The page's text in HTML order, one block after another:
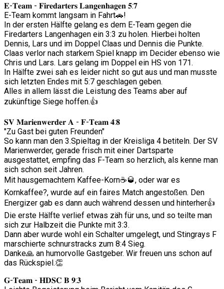
𝐄-𝐓𝐞𝐚𝐦 - 𝐅𝐢𝐫𝐞𝐝𝐚𝐫𝐭𝐞𝐫𝐬 𝐋𝐚𝐧𝐠𝐞𝐧𝐡𝐚𝐠𝐞𝐧 𝟓:𝟕
E-Team kommt langsam in Fahrt🚗!
In der ersten Hälfte gelang es dem E-Team gegen die
Firedarters Langenhagen ein 3:3 zu holen. Hierbei holten
Dennis, Lars und im Doppel Claas und Dennis die Punkte.
Claas verlor nach starkem Spiel knapp im Decider ebenso wie
Chris und Lars. Lars gelang im Doppel ein HS von 171.
In Hälfte zwei sah es leider nicht so gut aus und man musste
sich letzten Endes mit 5:7 geschlagen geben.
Alles in allem lässt die Leistung des Teams aber auf
zukünftige Siege hoffen.👍
𝐒𝐕 𝐌𝐚𝐫𝐢𝐞𝐧𝐰𝐞𝐫𝐝𝐞𝐫 𝐀 - 𝐅-𝐓𝐞𝐚𝐦 𝟒:𝟖
"Zu Gast bei guten Freunden"
So kann man den 3.Spieltag in der Kreisliga 4 betiteln. Der SV
Marienwerder, gerade frisch mit einer Dartsparte
ausgestattet, empfing das F-Team so herzlich, als kenne man
sich schon seit Jahren.
Mit hausgemachtem Kaffee-Korn☕🥃, oder war es
Kornkaffee?, wurde auf ein faires Match angestoßen. Den
Energizer gab es dann auch während dessen und hinterher👍
Die erste Hälfte verlief etwas zäh für uns, und so teilte man
sich zur Halbzeit die Punkte mit 3:3.
Dann aber wurde wohl ein Schalter umgelegt, und Stingrays F
marschierte schnurstracks zum 8:4 Sieg.
Danke🙏 an humorvolle Gastgeber. Wir freuen uns schon auf
das Rückspiel.👏
𝐆-𝐓𝐞𝐚𝐦 - 𝐇𝐃𝐒𝐂 𝐁 𝟗:𝟑